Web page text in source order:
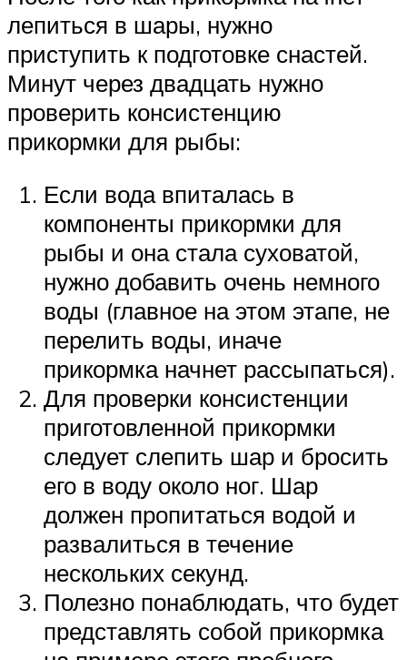
лепиться в шары, нужно
приступить к подготовке снастей.
Минут через двадцать нужно
проверить консистенцию
прикормки для рыбы:
Если вода впиталась в
компоненты прикормки для
рыбы и она стала суховатой,
нужно добавить очень немного
воды (главное на этом этапе, не
перелить воды, иначе
прикормка начнет рассыпаться).
Для проверки консистенции
приготовленной прикормки
следует слепить шар и бросить
его в воду около ног. Шар
должен пропитаться водой и
развалиться в течение
нескольких секунд.
Полезно понаблюдать, что будет
представлять собой прикормка